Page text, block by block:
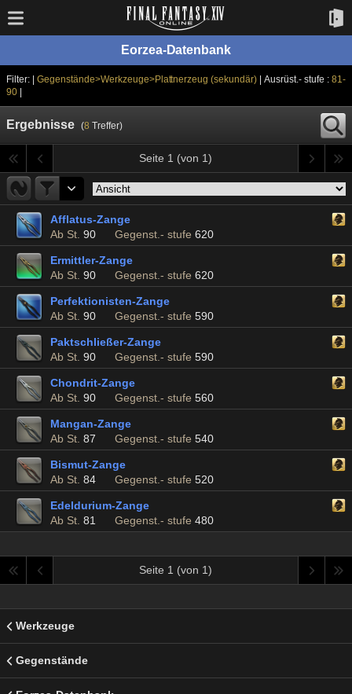
Eorzea-Datenbank
Filter: | Gegenstände>Werkzeuge>Plattnerzeug (sekundär) | Ausrüst.- stufe : 81-
90|
Ergebnisse (8 Treffer)
Seite 1 (von 1)
Afflatus-Zange
Ab St. 90 Gegenst.- stufe 620
Ermittler-Zange
Ab St. 90 Gegenst.- stufe 620
Perfektionisten-Zange
Ab St. 90 Gegenst.- stufe 590
Paktschließer-Zange
Ab St. 90 Gegenst.- stufe 590
Chondrit-Zange
Ab St. 90 Gegenst.- stufe 560
Mangan-Zange
Ab St. 87 Gegenst.- stufe 540
Bismut-Zange
Ab St. 84 Gegenst.- stufe 520
Edeldurium-Zange
Ab St. 81 Gegenst.- stufe 480
Seite 1 (von 1)
Werkzeuge
Gegenstände